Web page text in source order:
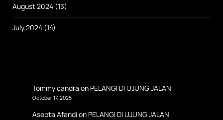
August 2024 (13)
July 2024 (14)
Tommy candra on PELANGI DI UJUNG JALAN
October 17, 2025
Asepta Afandion PELANGI DI UJUNG JALAN